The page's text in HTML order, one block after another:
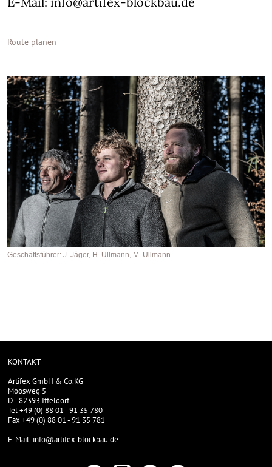
Route planen
Geschäftsführer: J. Jäger, H. Ullmann, M. Ullmann
KONTAKT
Artifex GmbH & Co.KG
Moosweg 5
D - 82393 Iffeldorf
Tel +49 (0) 88 01 - 91 35 780
Fax +49 (0) 88 01 - 91 35 781
E-Mail: info@artifex-blockbau.de